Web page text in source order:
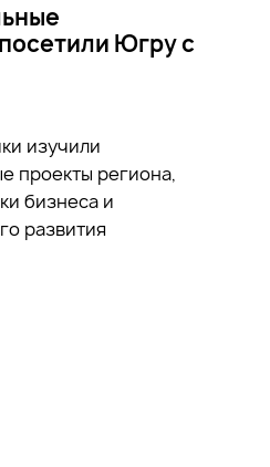
Югру с
изучили
проекты региона,
бизнеса и
развития